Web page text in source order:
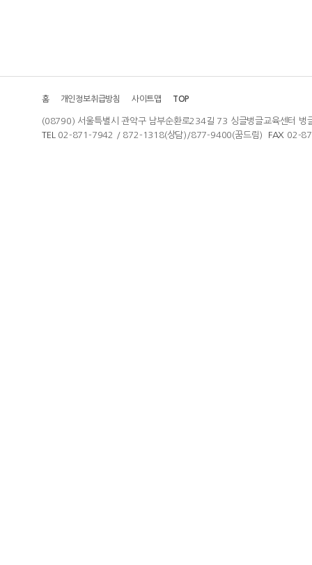
홈 개인정보취급방침 사이트맵 TOP
(08790) 서울특별시 관악구 남부순환로234길 73 싱글벙글교육센터 벙
TEL
02-871-7942 / 872-1318(상담)/877-9400(꿈드림) FAX 02-